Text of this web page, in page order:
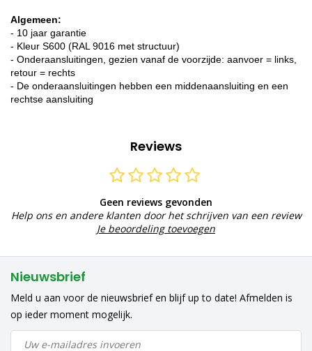
Algemeen:
- 10 jaar garantie
- Kleur S600 (RAL 9016 met structuur)
- Onderaansluitingen, gezien vanaf de voorzijde: aanvoer = links,
retour = rechts
- De onderaansluitingen hebben een middenaansluiting en een
rechtse aansluiting
Reviews
Geen reviews gevonden
Help ons en andere klanten door het schrijven van een review
Je beoordeling toevoegen
Nieuwsbrief
Meld u aan voor de nieuwsbrief en blijf up to date! Afmelden is
op ieder moment mogelijk.